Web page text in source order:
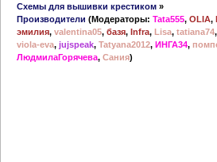
Схемы для вышивки крестиком »
Производители (Модераторы:Tata555,OLIA,
эмилия,valentina05,базя,Infra,Lisa,tatiana74
viola-eva,jujspeak,Tatyana2012,ИНГА34,
ЛюдмилаГорячева,Сания)